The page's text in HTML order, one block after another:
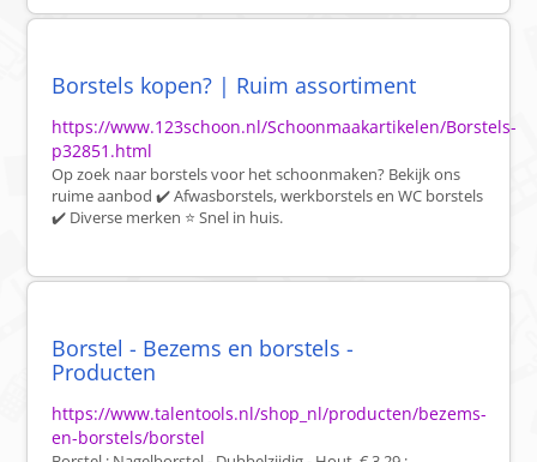
Borstels kopen? | Ruim assortiment
https://www.123schoon.nl/Schoonmaakartikelen/Borstels-
p32851.html
Op zoek naar borstels voor het schoonmaken? Bekijk ons
ruime aanbod ✔️ Afwasborstels, werkborstels en WC borstels
✔️ Diverse merken ⭐ Snel in huis.
Borstel - Bezems en borstels -
Producten
https://www.talentools.nl/shop_nl/producten/bezems-
en-borstels/borstel